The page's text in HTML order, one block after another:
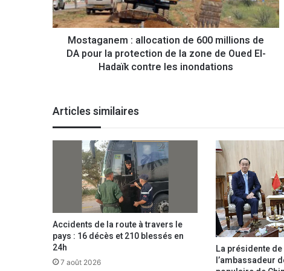
n
e
c
a
t
0
0
i
Mostaganem : allocation de 600 millions de
DA pour la protection de la zone de Oued El-
Hadaïk contre les inondations
Articles similaires
Accidents de la route à travers le
pays : 16 décès et 210 blessés en
24h
7 août 2026
La présidente de
l’ambassadeur